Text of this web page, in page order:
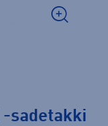
-sadetakki